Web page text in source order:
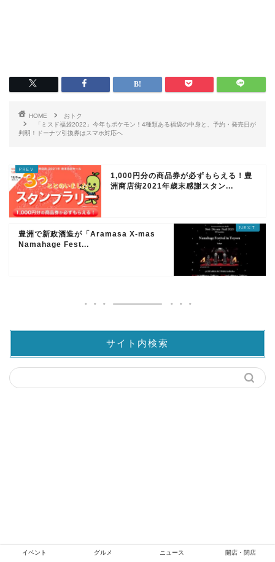
HOME
おトク
「ミスド福袋2022」今年もポケモン！4種類ある福袋の中身と、予約・発売日が
判明！ドーナツ引換券はスマホ対応へ
1,000円分の商品券が必ずもらえる！豊
洲商店街2021年歳末感謝スタン...
豊洲で新政酒造が「Aramasa X-mas
Namahage Fest...
サイト内検索
イベント グルメ ニュース 開店・閉店